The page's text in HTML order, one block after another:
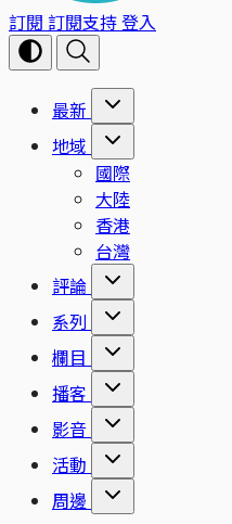
訂閱 訂閱支持登入
最新
地域
國際
大陸
香港
台灣
評論
系列
欄目
播客
影音
活動
周邊